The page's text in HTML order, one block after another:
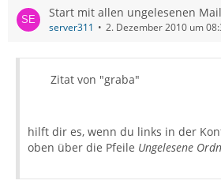
Start mit allen ungelesenen
server311 2. Dezember 2010 um
Zitat von "graba"
hilft dir es, wenn du links in der
oben über die Pfeile Ungelesene